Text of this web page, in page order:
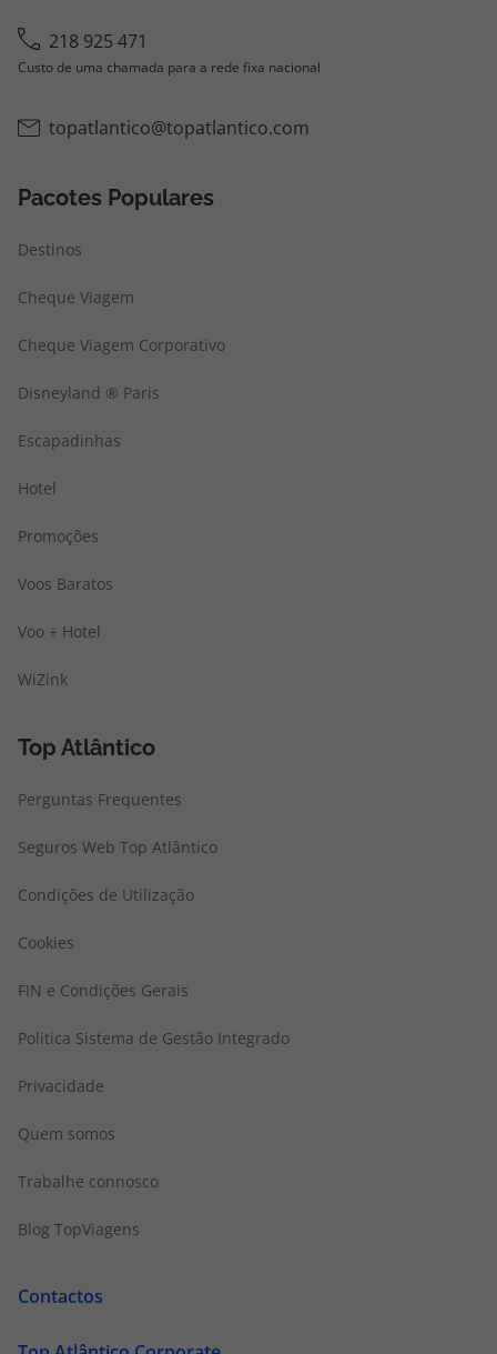
218 925 471
Custo de uma chamada para a rede fixa nacional
topatlantico@topatlantico.com
Pacotes Populares
Destinos
Cheque Viagem
Cheque Viagem Corporativo
Disneyland ® Paris
Escapadinhas
Hotel
Promoções
Voos Baratos
Voo + Hotel
WiZink
Top Atlântico
Perguntas Frequentes
Seguros Web Top Atlântico
Condições de Utilização
Cookies
FIN e Condições Gerais
Politica Sistema de Gestão Integrado
Privacidade
Quem somos
Trabalhe connosco
Blog TopViagens
Contactos